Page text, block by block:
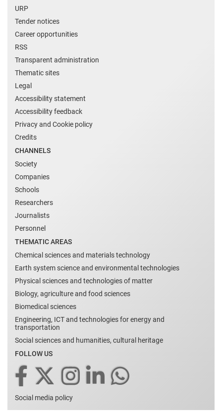
URP
Tender notices
Career opportunities
RSS
Transparent administration
Thematic sites
Legal
Accessibility statement
Accessibility feedback
Privacy and Cookie policy
Credits
CHANNELS
Society
Companies
Schools
Researchers
Journalists
Personnel
THEMATIC AREAS
Chemical sciences and materials technology
Earth system science and environmental technologies
Physical sciences and technologies of matter
Biology, agriculture and food sciences
Biomedical sciences
Engineering, ICT and technologies for energy and
transportation
Social sciences and humanities, cultural heritage
FOLLOW US
Social media policy